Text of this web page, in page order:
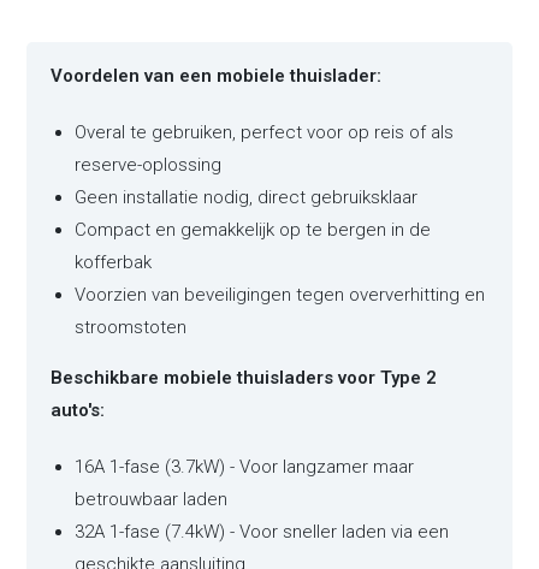
Voordelen van een mobiele thuislader:
Overal te gebruiken, perfect voor op reis of als
reserve-oplossing
Geen installatie nodig, direct gebruiksklaar
Compact en gemakkelijk op te bergen in de
kofferbak
Voorzien van beveiligingen tegen oververhitting en
stroomstoten
Beschikbare mobiele thuisladers voor Type 2
auto's:
16A 1-fase (3.7kW) - Voor langzamer maar
betrouwbaar laden
32A 1-fase (7.4kW) - Voor sneller laden via een
geschikte aansluiting